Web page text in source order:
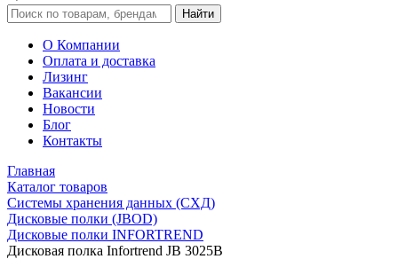
Найти
О Компании
Оплата и доставка
Лизинг
Вакансии
Новости
Блог
Контакты
Главная
Каталог товаров
Системы хранения данных (СХД)
Дисковые полки (JBOD)
Дисковые полки INFORTREND
Дисковая полка Infortrend JB 3025B